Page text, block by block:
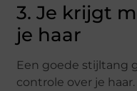
3. Je krijgt
je haar
Een goede stijltang
controle over je